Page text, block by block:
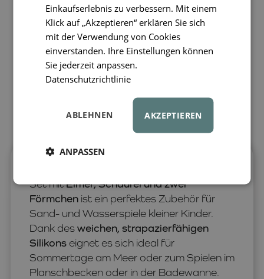
Set mitEimer, Schaufel und zwei
Förmchen ist ein perfektes Zubehör für
Sand- und Wasserspiele kleiner Kinder.
Dank desweichen, strapazierfähigen
Silikons eignet es sich ideal für
Sommertage am Meer oder zum Spielen im
Planschbecken oder in der Badewanne.
Einkaufserlebnis zu verbessern. Mit einem
Klick auf „Akzeptieren“ erklären Sie sich
mit der Verwendung von Cookies
einverstanden. Ihre Einstellungen können
Sie jederzeit anpassen.
Datenschutzrichtlinie
AKZEPTIEREN
ABLEHNEN
ANPASSEN